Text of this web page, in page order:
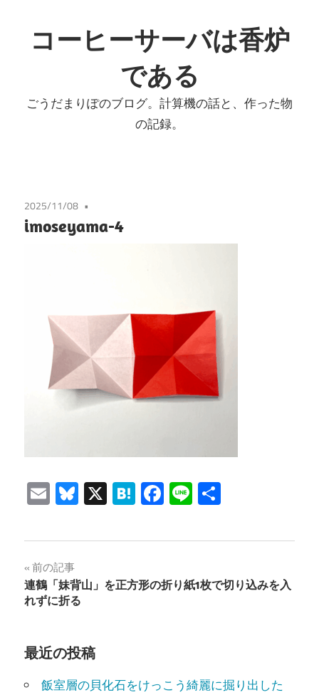
ン
テ
へ
コーヒーサーバは香炉
である
ごうだまりぽのブログ。計算機の話と、作った物
の記録。
2025/11/08
imoseyama-4
EmailBluesky
X Hatena
Facebook
Line
投
稿
ビ
ゲ
前の記事
連鶴「妹背山」を正方形の折り紙1枚で切り込みを入
れずに折る
最近の投稿
飯室層の貝化石をけっこう綺麗に掘り出した